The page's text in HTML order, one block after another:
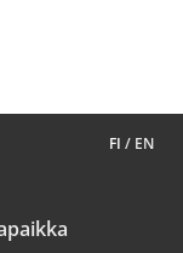
FI / EN